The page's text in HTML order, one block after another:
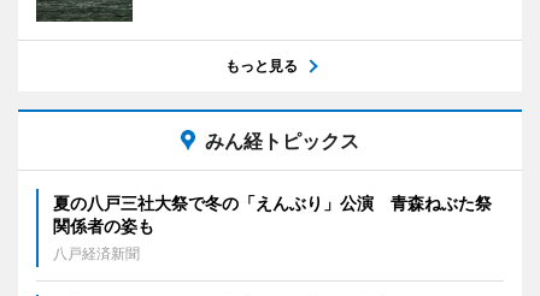
もっと見る
みん経トピックス
夏の八戸三社大祭で冬の「えんぶり」公演 青森ねぶた祭
関係者の姿も
八戸経済新聞